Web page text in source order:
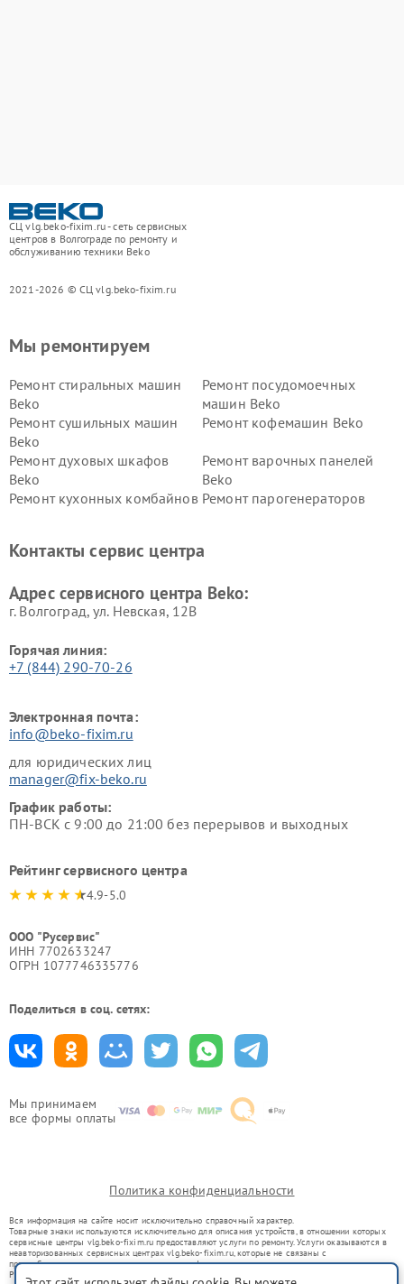
СЦ vlg.beko-fixim.ru - сеть сервисных
центров в Волгограде по ремонту и
обслуживанию техники Beko
2021-2026 © СЦ vlg.beko-fixim.ru
Мы принимаем
все формы оплаты
Мы ремонтируем
Ремонт стиральных машин
Beko
Ремонт посудомоечных
машин Beko
Ремонт сушильных машин
Beko
Ремонт кофемашин Beko
Ремонт духовых шкафов
Beko
Ремонт варочных панелей
Beko
Ремонт кухонных комбайнов Ремонт парогенераторов
Ремонт холодильников Beko Ремонт морозильных камер
Контакты сервис центра
Адрес сервисного центра Beko:
г. Волгоград, ул. Невская, 12В
Горячая линия:
+7 (844) 290-70-26
Электронная почта:
info@beko-fixim.ru
для юридических лиц
manager@fix-beko.ru
График работы:
ПН-ВСК с 9:00 до 21:00 без перерывов и выходных
Рейтинг сервисного центра
4.9-5.0
ООО "Русервис"
ИНН 7702633247
ОГРН 1077746335776
Поделиться в соц. сетях:
Политика конфиденциальности
Вся информация на сайте носит исключительно справочный характер.
Товарные знаки используются исключительно для описания устройств, в отношении которых
сервисные центры vlg.beko-fixim.ru предоставляют услуги по ремонту. Услуги оказываются в
неавторизованных сервисных центрах vlg.beko-fixim.ru, которые не связаны с
правообладателями товарных знаков или их официальными представителями.
Ремонт осуществляется для устройств, уже введенных в гражданский оборот в соответствии